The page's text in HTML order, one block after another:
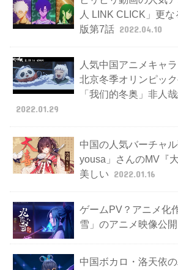
人 LINK CLICK」更
版第7話 2022.04.10
人気中国アニメキャ
北京冬季オリンピッ
「我们的冬奥」非人
2022.01.29
中国の人気バーチャ
yousa」さんのMV『
美しい 2022.01.16
ゲームPV？アニメ化
雪」のアニメ映像公開
中国ボカロ・洛天依